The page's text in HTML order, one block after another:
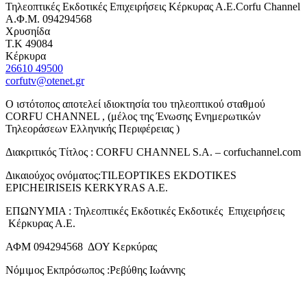
Τηλεοπτικές Εκδοτικές Επιχειρήσεις Κέρκυρας Α.Ε.Corfu Channel
Α.Φ.Μ. 094294568
Χρυσηίδα
Τ.Κ 49084
Κέρκυρα
26610 49500
corfutv@otenet.gr
Ο ιστότοπος αποτελεί ιδιοκτησία του τηλεοπτικού σταθμού
CORFU CHANNEL , (μέλος της Ένωσης Ενημερωτικών
Τηλεοράσεων Ελληνικής Περιφέρειας )
Διακριτικός Τίτλος : CORFU CHANNEL S.A. – corfuchannel.com
Δικαιούχος ονόματος:TILEOPTIKES EKDOTIKES
EPICHEIRISEIS KERKYRAS A.E.
ΕΠΩΝΥΜΙΑ : Τηλεοπτικές Εκδοτικές Εκδοτικές Επιχειρήσεις
Κέρκυρας Α.Ε.
ΑΦΜ 094294568 ΔΟΥ Κερκύρας
Νόμιμος Εκπρόσωπος :Ρεβύθης Ιωάννης